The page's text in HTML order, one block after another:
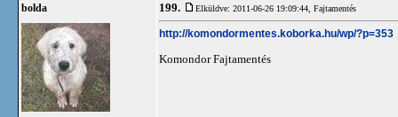
bolda 199. Elküldve: 2011-06-26 19:09:44, Fajtamentés
http://komondormentes.koborka.hu/wp/?p=353
Komondor Fajtamentés